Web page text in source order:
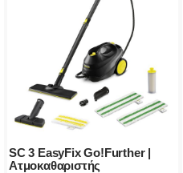
SC 3 EasyFix Go!Further |
Ατμοκαθαριστής